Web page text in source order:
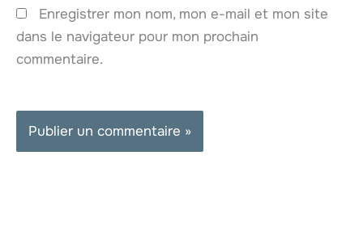
Enregistrer mon nom, mon e-mail et mon site
dans le navigateur pour mon prochain
commentaire.